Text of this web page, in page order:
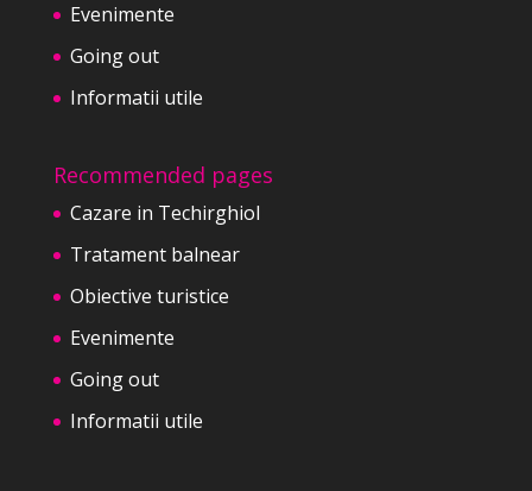
Evenimente
Going out
Informatii utile
Recommended pages
Cazare in Techirghiol
Tratament balnear
Obiective turistice
Evenimente
Going out
Informatii utile